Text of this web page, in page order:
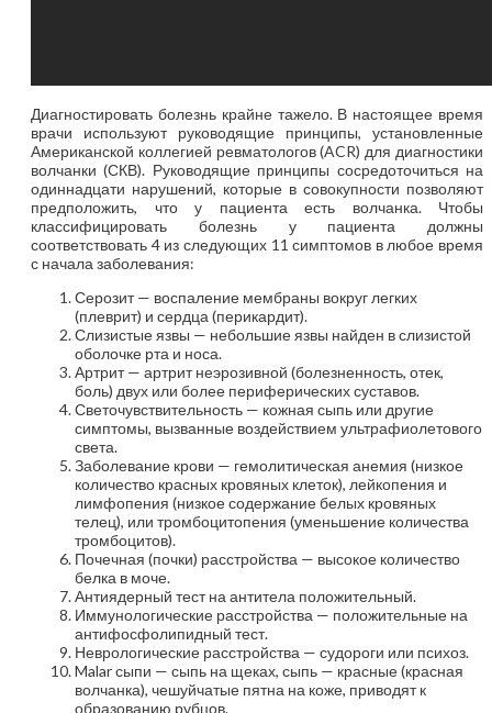
Диагностировать болезнь крайне тажело. В настоящее время
врачи используют руководящие принципы, установленные
Американской коллегией ревматологов (ACR) для диагностики
волчанки (СКВ). Руководящие принципы сосредоточиться на
одиннадцати нарушений, которые в совокупности позволяют
предположить, что у пациента есть волчанка. Чтобы
классифицировать болезнь у пациента должны
соответствовать 4 из следующих 11 симптомов в любое время
с начала заболевания:
Серозит — воспаление мембраны вокруг легких
(плеврит) и сердца (перикардит).
Слизистые язвы — небольшие язвы найден в слизистой
оболочке рта и носа.
Артрит — артрит неэрозивной (болезненность, отек,
боль) двух или более периферических суставов.
Светочувствительность — кожная сыпь или другие
симптомы, вызванные воздействием ультрафиолетового
света.
Заболевание крови — гемолитическая анемия (низкое
количество красных кровяных клеток), лейкопения и
лимфопения (низкое содержание белых кровяных
телец), или тромбоцитопения (уменьшение количества
тромбоцитов).
Почечная (почки) расстройства — высокое количество
белка в моче.
Антиядерный тест на антитела положительный.
Иммунологические расстройства — положительные на
антифосфолипидный тест.
Неврологические расстройства — судороги или психоз.
Malar сыпи — сыпь на щеках, сыпь — красные (красная
волчанка), чешуйчатые пятна на коже, приводят к
образованию рубцов.